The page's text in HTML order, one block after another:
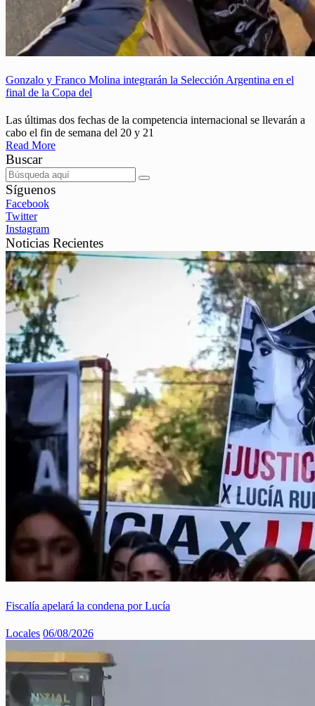
Gonzalo y Franco Molina integrarán la Selección Argentina en el
final de la Copa del
Las últimas dos fechas de la competencia internacional se llevarán a
cabo el fin de semana del 20 y 21
Read More
Buscar
Síguenos
Facebook
Twitter
Instagram
Noticias Recientes
Fiscalía apelará la condena por Lucía
Locales 06/08/2026